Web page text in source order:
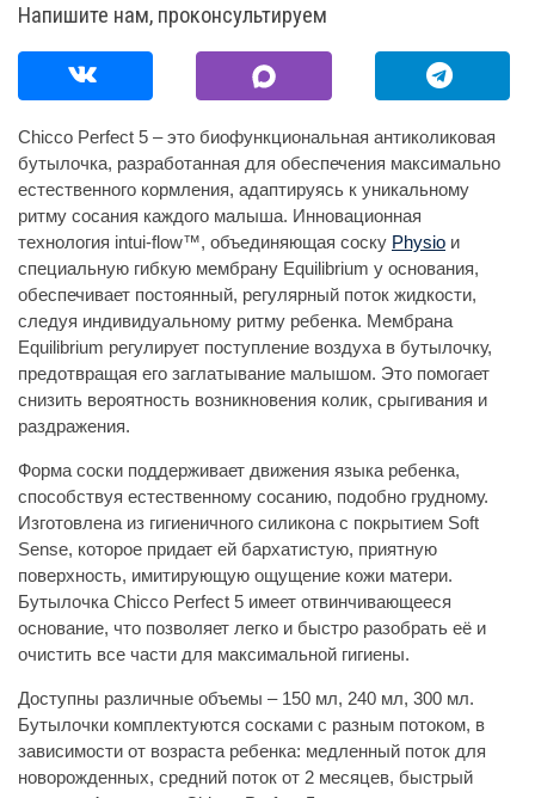
Напишите нам, проконсультируем
Chicco Perfect 5 – это биофункциональная антиколиковая
бутылочка, разработанная для обеспечения максимально
естественного кормления, адаптируясь к уникальному
ритму сосания каждого малыша. Инновационная
технология intui-flow™, объединяющая соску Physio и
специальную гибкую мембрану Equilibrium у основания,
обеспечивает постоянный, регулярный поток жидкости,
следуя индивидуальному ритму ребенка. Мембрана
Equilibrium регулирует поступление воздуха в бутылочку,
предотвращая его заглатывание малышом. Это помогает
снизить вероятность возникновения колик, срыгивания и
раздражения.
Форма соски поддерживает движения языка ребенка,
способствуя естественному сосанию, подобно грудному.
Изготовлена из гигиеничного силикона с покрытием Soft
Sense, которое придает ей бархатистую, приятную
поверхность, имитирующую ощущение кожи матери.
Бутылочка Chicco Perfect 5 имеет отвинчивающееся
основание, что позволяет легко и быстро разобрать её и
очистить все части для максимальной гигиены.
Доступны различные объемы – 150 мл, 240 мл, 300 мл.
Бутылочки комплектуются сосками с разным потоком, в
зависимости от возраста ребенка: медленный поток для
новорожденных, средний поток от 2 месяцев, быстрый